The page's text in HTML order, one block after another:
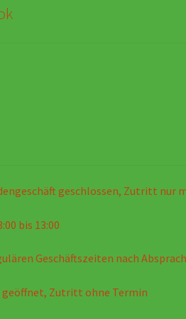
geschlossen, Zutritt nur
bis 13:00
Geschäftszeiten nach
geöffnet, Zutritt ohne Termin